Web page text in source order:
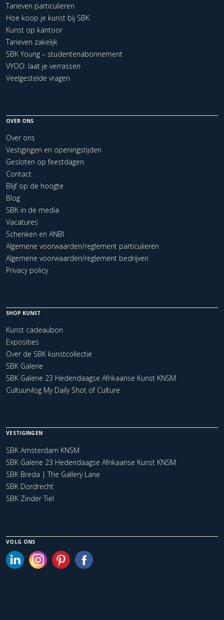
Tarieven particulieren
Hoe koop je kunst bij SBK
Kunst op kantoor
Tarieven zakelijk
SBK Young – studentenabonnement
VYOO: laat je verrassen
Veelgestelde vragen
OVER ONS
Over ons
Vestigingen en openingstijden
Gesloten op feestdagen
Contact
Blijf op de hoogte
Blog
SBK in de media
Vacatures
Schenken en ANBI
Algemene voorwaarden/reglement particulieren
Algemene voorwaarden/reglement bedrijven
Privacy policy
SHOP KUNST
Kunst cadeaubon
Exposities
Over de SBK kunstcollectie
SBK Galerie
SBK Galerie 23 Hedendaagse Afrikaanse Kunst KNSM
Cultuurvlog My Daily Shot of Culture
VESTIGINGEN
SBK Amsterdam KNSM
SBK Galerie 23 Hedendaagse Afrikaanse Kunst KNSM
SBK Breda | The Gallery Lane
SBK Dordrecht
SBK Zinder Tiel
VOLG ONS